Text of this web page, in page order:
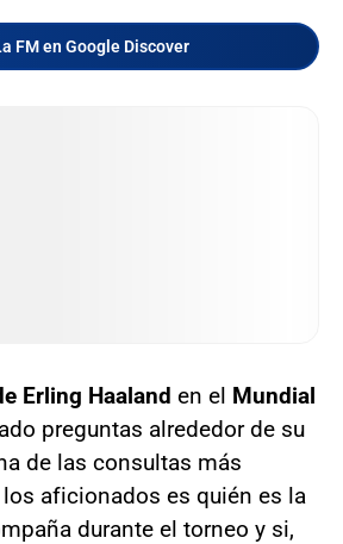
FM en Google Discover
Erling Haaland en el Mundial
preguntas alrededor de su
de las consultas más
aficionados es quién es la
durante el torneo y si,